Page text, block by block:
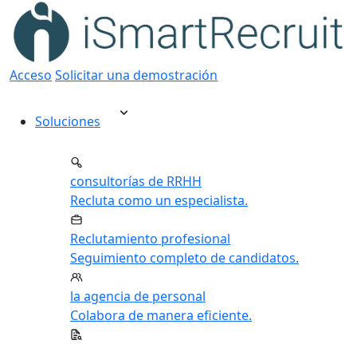
Acceso Solicitar una demostración
Soluciones
consultorías de RRHH
Recluta como un especialista.
Reclutamiento profesional
Seguimiento completo de candidatos.
la agencia de personal
Colabora de manera eficiente.